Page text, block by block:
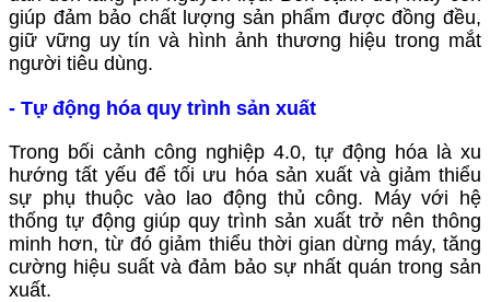
giúp đảm bảo chất lượng sản phẩm được đồng đều,
giữ vững uy tín và hình ảnh thương hiệu trong mắt
người tiêu dùng.
- Tự động hóa quy trình sản xuất
Trong bối cảnh công nghiệp 4.0, tự động hóa là xu
hướng tất yếu để tối ưu hóa sản xuất và giảm thiểu
sự phụ thuộc vào lao động thủ công. Máy với hệ
thống tự động giúp quy trình sản xuất trở nên thông
minh hơn, từ đó giảm thiểu thời gian dừng máy, tăng
cường hiệu suất và đảm bảo sự nhất quán trong sản
xuất.